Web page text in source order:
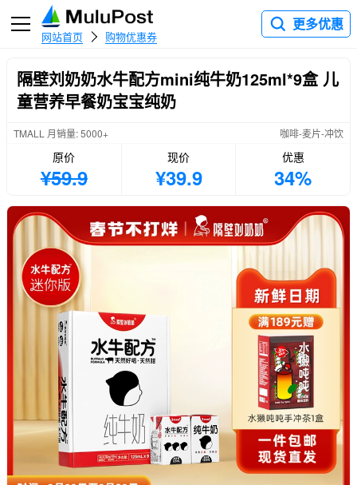
网站首页 购物优惠券
更多优惠
隔壁刘奶奶水牛配方mini纯牛奶125ml*9盒 儿
童营养早餐奶宝宝纯奶
TMALL 月销量: 5000+ 咖啡-麦片-冲饮
原价
¥59.9
现价
¥39.9
优惠
34%